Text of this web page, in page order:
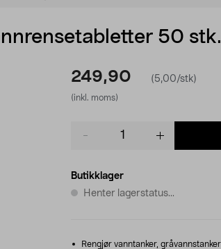
50 stk.
249,90 (5,00/stk)
(inkl. moms)
Butikklager
Henter lagerstatus...
Rengjør vanntanker,